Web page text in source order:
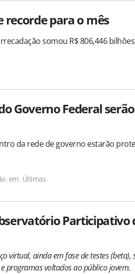
para o mês
somou R$ 806,446
Governo Federal serão
da rede de governo estarão
em Últimas
Participativo
virtual, ainda em fase de testes (beta),
programas voltados ao público jovem.